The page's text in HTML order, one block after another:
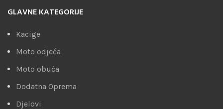
GLAVNE KATEGORIJE
Kacige
Moto odjeća
Moto obuća
Dodatna Oprema
Djelovi